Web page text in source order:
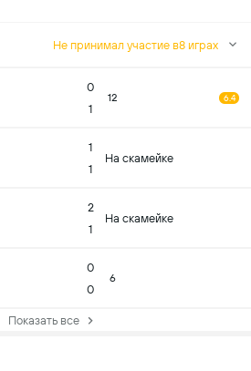
Не принимал участие в8 играх
0
1
12 6.4
1
1
На скамейке
2
1
На скамейке
0
0
6
Показать все